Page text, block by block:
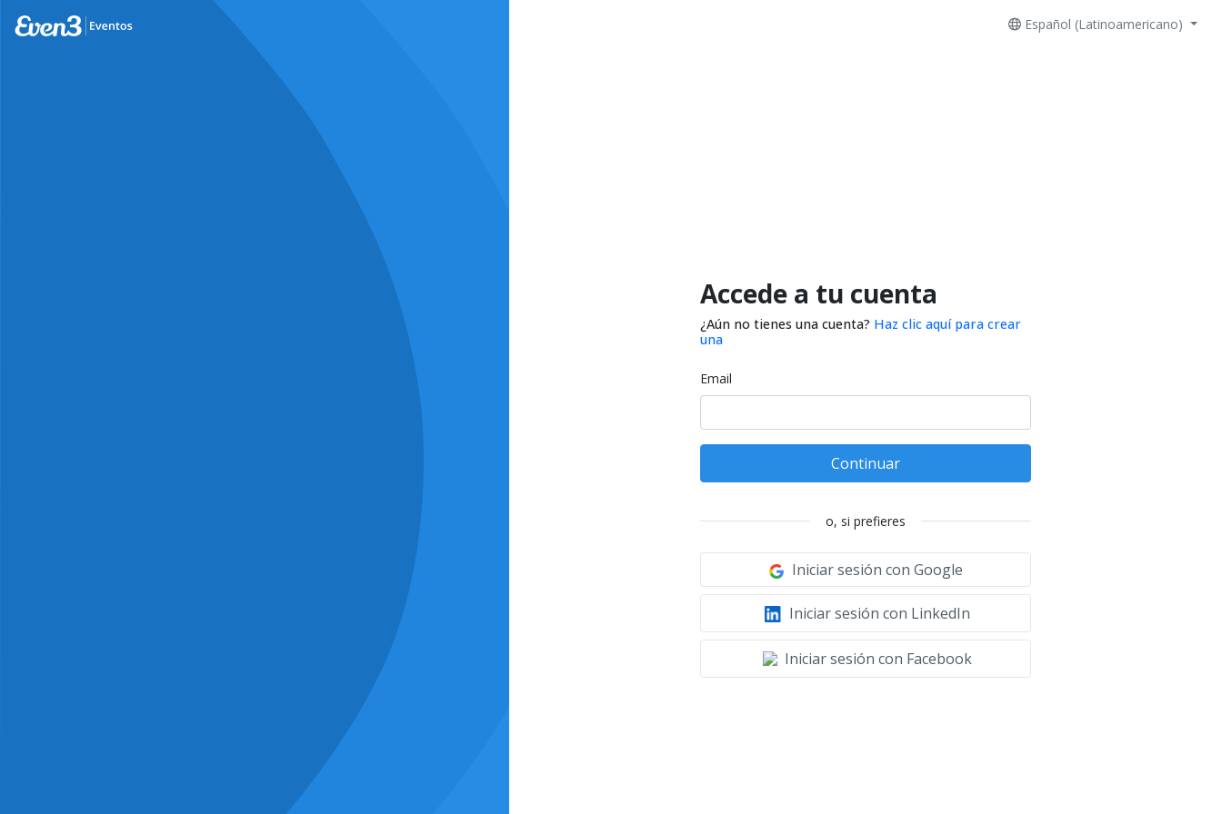
Español (Latinoamericano)
Accede a tu cuenta
¿Aún no tienes una cuenta? Haz clic aquí para crear
una
Email
Continuar
o, si prefieres
Iniciar sesión con Google
Iniciar sesión con LinkedIn
Iniciar sesión con Facebook